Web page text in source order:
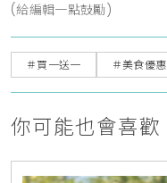
(給編輯一點鼓勵)
＃買一送一 ＃美食優惠
你可能也會喜歡